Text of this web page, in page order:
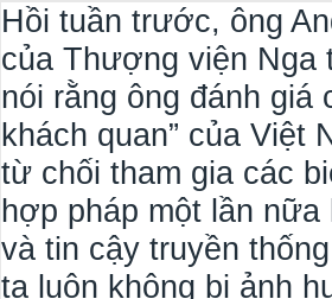
Hồi tuần trước, ông
của Thượng viện Nga
nói rằng ông đánh giá
khách quan” của Việt
từ chối tham gia các
hợp pháp một lần
và tin cậy truyền
ta luôn không bị ảnh